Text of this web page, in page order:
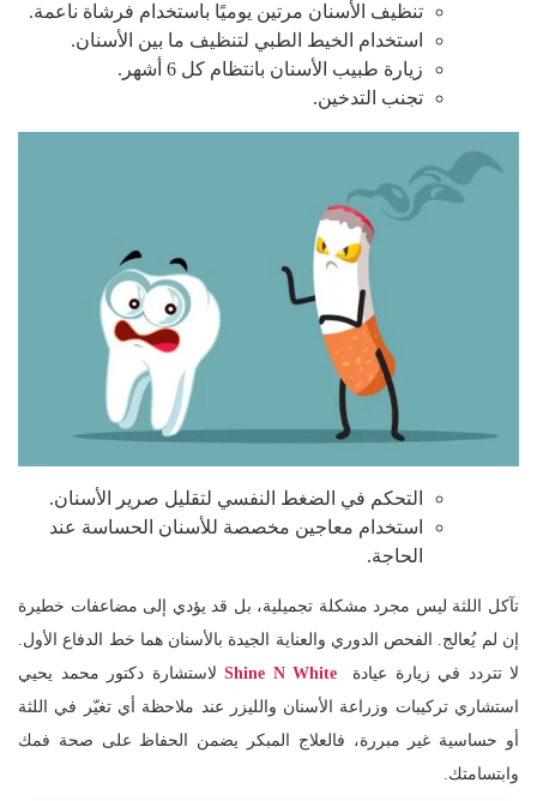
تنظيف الأسنان مرتين يوميًا باستخدام فرشاة ناعمة.
استخدام الخيط الطبي لتنظيف ما بين الأسنان.
زيارة طبيب الأسنان بانتظام كل 6 أشهر.
تجنب التدخين.
التحكم في الضغط النفسي لتقليل صرير الأسنان.
استخدام معاجين مخصصة للأسنان الحساسة عند
الحاجة.
تآكل اللثة ليس مجرد مشكلة تجميلية، بل قد يؤدي إلى مضاعفات خطيرة
إن لم يُعالج. الفحص الدوري والعناية الجيدة بالأسنان هما خط الدفاع الأول.
لا تتردد في زيارة عيادة Shine N White لاستشارة دكتور محمد يحيي
استشاري تركيبات وزراعة الأسنان والليزر عند ملاحظة أي تغيّر في اللثة
أو حساسية غير مبررة، فالعلاج المبكر يضمن الحفاظ على صحة فمك
وابتسامتك.